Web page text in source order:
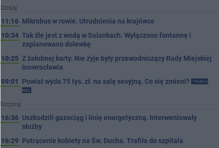
Dzisiaj
11:16 Mikrobus w rowie. Utrudnienia na krajówce
10:34 Tak źle jest z wodą w Solankach. Wyłączono fontannę i
zaplanowano dolewkę
10:25 Z żałobnej karty. Nie żyje były przewodniczący Rady Miejskiej
Inowrocławia
09:01
Powiat wyda 75 tys. zł. na salę sesyjną. Co się zmieni?
TYLKO U
NAS
Wczoraj
16:36 Uszkodzili gazociąg i linię energetyczną. Interweniowały
służby
16:29 Potrącenie kobiety na Św. Ducha. Trafiła do szpitala